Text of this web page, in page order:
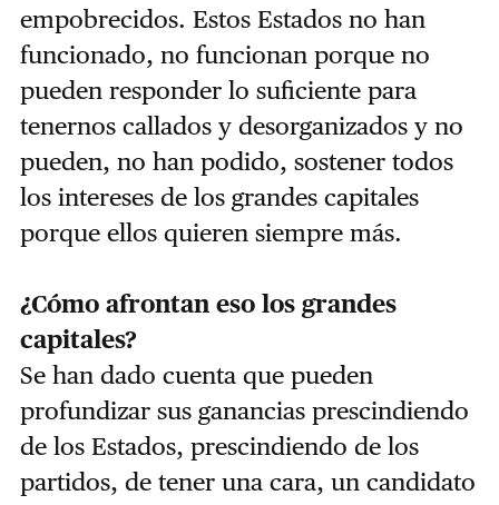
empobrecidos. Estos Estados no han
funcionado, no funcionan porque no
pueden responder lo suficiente para
tenernos callados y desorganizados y no
pueden, no han podido, sostener todos
los intereses de los grandes capitales
porque ellos quieren siempre más.
¿Cómo afrontan eso los grandes
capitales?
Se han dado cuenta que pueden
profundizar sus ganancias prescindiendo
de los Estados, prescindiendo de los
partidos, de tener una cara, un candidato